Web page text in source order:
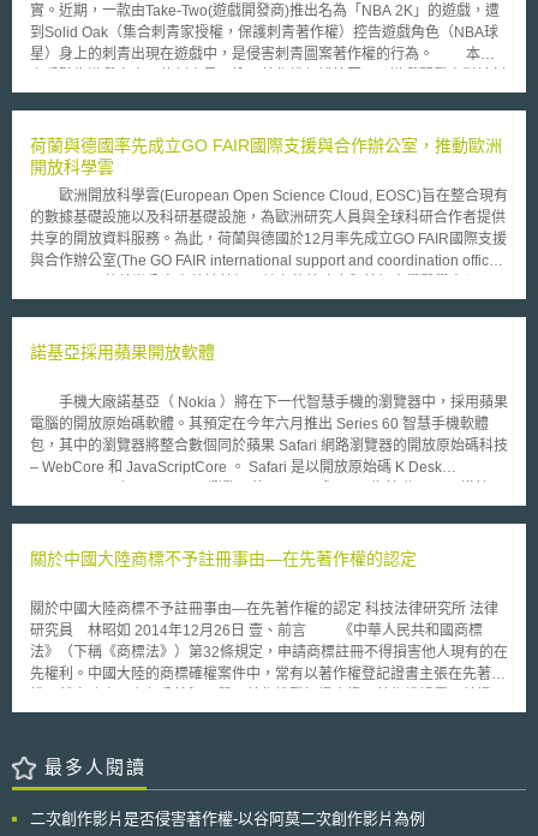
實。近期，一款由Take-Two(遊戲開發商)推出名為「NBA 2K」的遊戲，遭
到Solid Oak（集合刺青家授權，保護刺青著作權）控告遊戲角色（NBA球
星）身上的刺青出現在遊戲中，是侵害刺青圖案著作權的行為。 本案
青的再次使用及展示有無違著作權法。Solid Oak顯然符合關於著作權法對
權協議，因此推斷刺青師仍保有著作權。Take-Two主張在遊戲的使用上屬
於公平且微量的。他們在遊戲中所呈現之畫面，其唯一目的是保持運動員真
於本案仍在訴訟中，未來是否能肯認此為合理使用，並未明確。現階段如要
避免此類爭訟，或許遊戲開發商得考慮直接向刺青師（藝術家）取得授權，
或由運動員與刺青師簽約並取得授權，進而使遊戲開發商出版遊戲時，得透
過與運動員或聯盟等簽訂使用球員形象之合約，間接使用該等圖案。
荷蘭與德國率先成立GO FAIR國際支援與合作辦公室，推動歐洲
開放科學雲
歐洲開放科學雲(European Open Science Cloud, EOSC)旨在整合現有
的數據基礎設施以及科研基礎設施，為歐洲研究人員與全球科研合作者提供
共享的開放資料服務。為此，荷蘭與德國於12月率先成立GO FAIR國際支援
與合作辦公室(The GO FAIR international support and coordination office,
(Leiden University Medical Center)所共同出資設立。 該辦公室之成立
指可發現(Findable)、可連接(Accessible)、共同使用(Interoperable)和可重
聯合立場聲明書以展現推動歐洲開放科學雲以及全力支援GO FAIR計畫之企
圖心，此次辦公室之設立為，包含以下主要任務： 支援由個人、機構、計
畫組織等各方所組成的GO FAIR實踐網絡(GO FAIR Implementation
Networks, INs)之營運工作。 進行GO FAIR實踐網絡之協調工作，以避免重
提供相關服務，以協助達成預期目標，並協助處理行政上之相關議題。
諾基亞採用蘋果開放軟體
手機大廠諾基亞（ Nokia ）將在下一代智慧手機的瀏覽器中，採用蘋果
電腦的開放原始碼軟體。其預定在今年六月推出 Series 60 智慧手機軟體
包，其中的瀏覽器將整合數個同於蘋果 Safari 網路瀏覽器的開放原始碼科技
– WebCore 和 JavaScriptCore 。 Safari 是以開放原始碼 K Desk
表示，採用開放碼軟體後，將更方便開發商修改定作其新瀏覽器，並將提供
體，並積極投入開放原始碼社群。諾基亞對開放原始碼的興趣，在瀏覽器部
出針對微軟 Windows CE 作業系統的 0.1 版瀏覽器。
關於中國大陸商標不予註冊事由—在先著作權的認定
關於中國大陸商標不予註冊事由—在先著作權的認定 科技法律研究所 法律
研究員 林昭如 2014年12月26日 壹、前言 《中華人民共和國商標
法》（下稱《商標法》）第32條規定，申請商標註冊不得損害他人現有的在
先權利。中國大陸的商標確權案件中，常有以著作權登記證書主張在先著作
力仍嫌不足。 有一文化用品，將其完成幾乎與畢卡索名畫「夢」完全
理總局商標局申請商標註冊，指定使用於筆類等商品。國家工商行政管理總
局商標評審委員會認為，該商標侵害他人的在先著作權，因而裁定不予核准
訟，主張被異議的商標圖形為原創作品，且已取得上海市版權局之著作權登
最多人閱讀
二次創作影片是否侵害著作權-以谷阿莫二次創作影片為例